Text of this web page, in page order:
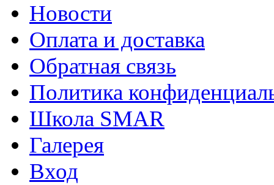
Новости
Оплата и доставка
Обратная связь
Политика
Школа SMAR
Галерея
Вход